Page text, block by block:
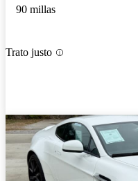
90 millas
Trato justo